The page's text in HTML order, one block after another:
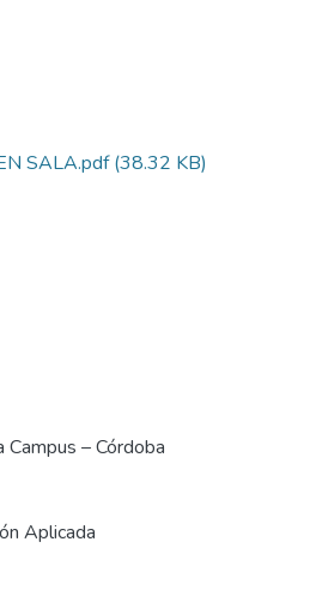
SALA.pdf(38.32 KB)
– Córdoba
Aplicada